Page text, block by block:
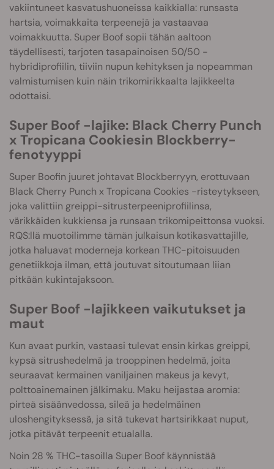
vakiintuneet kasvatushuoneissa kaikkialla: runsasta
hartsia, voimakkaita terpeenejä ja vastaavaa
voimakkuutta. Super Boof sopii tähän aaltoon
täydellisesti, tarjoten tasapainoisen 50/50 -
hybridiprofiilin, tiiviin nupun kehityksen ja nopeamman
valmistumisen kuin näin trikomirikkaalta lajikkeelta
odottaisi.
Super Boof -lajike: Black Cherry Punch
x Tropicana Cookiesin Blockberry-
fenotyyppi
Super Boofin juuret johtavat Blockberryyn, erottuvaan
Black Cherry Punch x Tropicana Cookies -risteytykseen,
joka valittiin greippi-sitrusterpeeniprofiilinsa,
värikkäiden kukkiensa ja runsaan trikomipeittonsa vuoksi.
RQS:llä muotoilimme tämän julkaisun kotikasvattajille,
jotka haluavat moderneja korkean THC-pitoisuuden
genetiikkoja ilman, että joutuvat sitoutumaan liian
pitkään kukintajaksoon.
Super Boof -lajikkeen vaikutukset ja
maut
Kun avaat purkin, vastaasi tulevat ensin kirkas greippi,
kypsä sitrushedelmä ja trooppinen hedelmä, joita
seuraavat kermainen vaniljainen makeus ja kevyt,
polttoainemainen jälkimaku. Maku heijastaa aromia:
pirteä sisäänvedossa, sileä ja hedelmäinen
uloshengityksessä, ja sitä tukevat hartsirikkaat nuput,
jotka pitävät terpeenit etualalla.
Noin 28 % THC-tasoilla Super Boof käynnistää